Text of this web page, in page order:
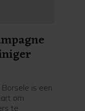
is een
om
te